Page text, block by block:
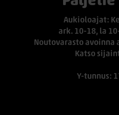
Aukioloajat:
ark. 10-18, la
Noutovarasto avoinna
Katso
Y-tunnus: